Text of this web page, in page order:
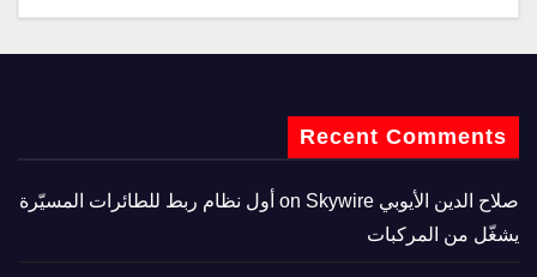
Recent Comments
صلاح الدين الأيوبي
Skywire أول نظام ربط للطائرات المسيّرة
يشغّل من المركبات